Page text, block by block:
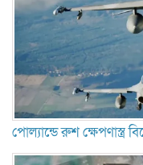
পোল্যান্ডে রুশ ক্ষেপণাস্ত্র